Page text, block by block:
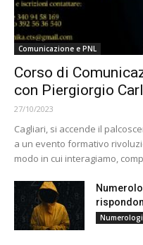
Comunicazione e PNL
Corso di
con Piergiorgio
27/10/2023
Cagliari, si accende il
a un evento formativo
modo in cui interagiamo,